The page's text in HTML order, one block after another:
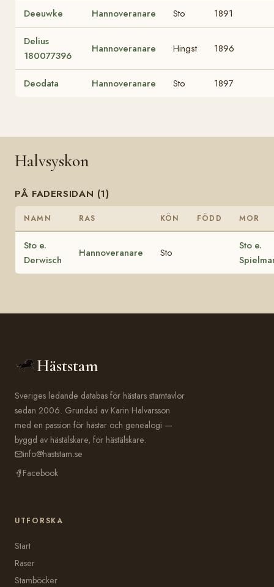
Deeuwke Hannoveranare Sto 1891
Delius
180077396
Hannoveranare Hingst 1896
Deodata Hannoveranare Sto 1897
Halvsyskon
PÅ FADERSIDAN (1)
NAMN RAS KÖN FÖDD MOR
Sto e.
Derwisch
Hannoveranare Sto
Sto e.
Häststam
Sveriges ledande databas för hästars stamtavlor
sedan 2006. Grundad av Karin Halvarsson
med en passion för hästar och genealogi —
byggd av hästälskare, för hästälskare.
info@haststam.se
Facebook
UTFORSKA
Start
Raser
Stamböcker